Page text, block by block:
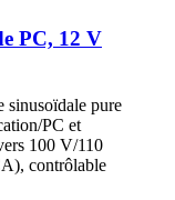
PC, 12 V